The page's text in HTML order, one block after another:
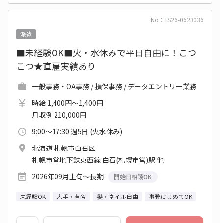
No：TS26-0623036
派遣
■未経験OK■火・水休みで平日自由に！こつ
こつ★直雇実績あり
一般事務・OA事務 / 損保事務 / データエントリー業務
時給 1,400円～1,400円
月収例 210,000円
9:00～17:30 週5日 (火水休み)
北海道 札幌市白石区
札幌市営地下鉄東西線 白石(札幌市営)駅 他
2026年09月上旬～長期
開始日相談OK
未経験OK 大手・有名 髪・ネイル自由 事務はじめてOK